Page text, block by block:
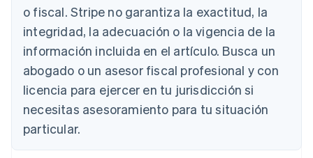
o fiscal. Stripe no garantiza la exactitud, la
integridad, la adecuación o la vigencia de la
información incluida en el artículo. Busca un
abogado o un asesor fiscal profesional y con
licencia para ejercer en tu jurisdicción si
necesitas asesoramiento para tu situación
particular.
DeutschEnglish
Bélgica
Nederlands
Brasil
PortuguêsEnglish
Bulgaria
English
Canadá
English
China continental
简体中文English